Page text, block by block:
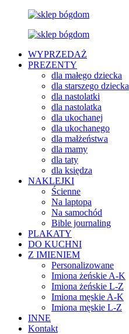
WYPRZEDAŻ
PREZENTY
dla małego dziecka
dla starszego dziecka
dla nastolatki
dla nastolatka
dla ukochanej
dla ukochanego
dla małżeństwa
dla mamy
dla taty
dla księdza
NAKLEJKI
Ścienne
Na laptopa
Na samochód
Bible journaling
PLAKATY
DO KUCHNI
Z IMIENIEM
Personalizowane
Imiona żeńskie A-K
Imiona żeńskie L-Z
Imiona męskie A-K
Imiona męskie L-Z
INNE
Kontakt